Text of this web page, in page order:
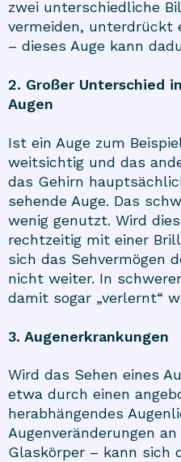
zwei unterschiedliche
vermeiden, unterdrückt
– dieses Auge kann
2. Großer Unterschied
Augen
Ist ein Auge zum
weitsichtig und das
das Gehirn
sehende Auge. Das
wenig genutzt. Wird
rechtzeitig mit einer
sich das Sehvermögen
nicht weiter. In
damit sogar „verlernt“
3. Augenerkrankungen
Wird das Sehen eines
etwa durch einen
herabhängendes
Augenveränderungen
Glaskörper – kann sich